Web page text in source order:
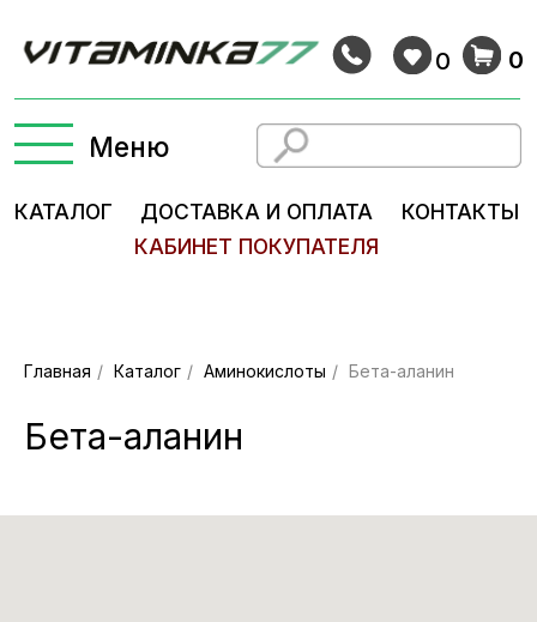
ДОСТАВКА И ОПЛАТА
КАТАЛОГ
0
КОНТАКТЫ
Меню
0
Главная / Каталог / Аминокислоты / Бета-аланин
Бета-аланин